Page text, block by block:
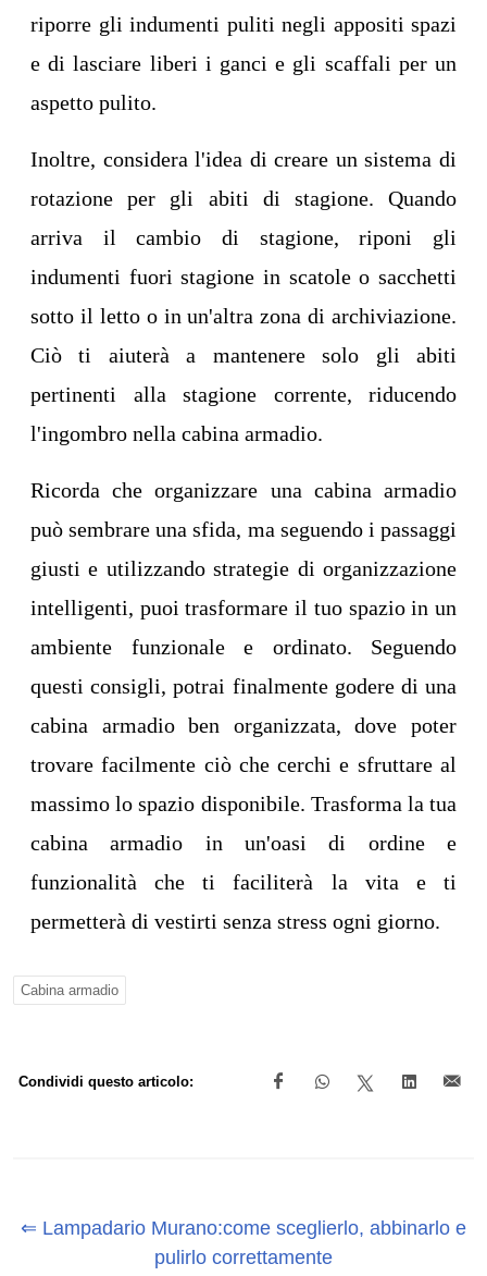
riporre gli indumenti puliti negli appositi spazi
e di lasciare liberi i ganci e gli scaffali per un
aspetto pulito.
Inoltre, considera l'idea di creare un sistema di
rotazione per gli abiti di stagione. Quando
arriva il cambio di stagione, riponi gli
indumenti fuori stagione in scatole o sacchetti
sotto il letto o in un'altra zona di archiviazione.
Ciò ti aiuterà a mantenere solo gli abiti
pertinenti alla stagione corrente, riducendo
l'ingombro nella cabina armadio.
Ricorda che organizzare una cabina armadio
può sembrare una sfida, ma seguendo i passaggi
giusti e utilizzando strategie di organizzazione
intelligenti, puoi trasformare il tuo spazio in un
ambiente funzionale e ordinato. Seguendo
questi consigli, potrai finalmente godere di una
cabina armadio ben organizzata, dove poter
trovare facilmente ciò che cerchi e sfruttare al
massimo lo spazio disponibile. Trasforma la tua
cabina armadio in un'oasi di ordine e
funzionalità che ti faciliterà la vita e ti
permetterà di vestirti senza stress ogni giorno.
Cabina armadio
Condividi questo articolo:
⇐ Lampadario Murano:come sceglierlo, abbinarlo e
pulirlo correttamente